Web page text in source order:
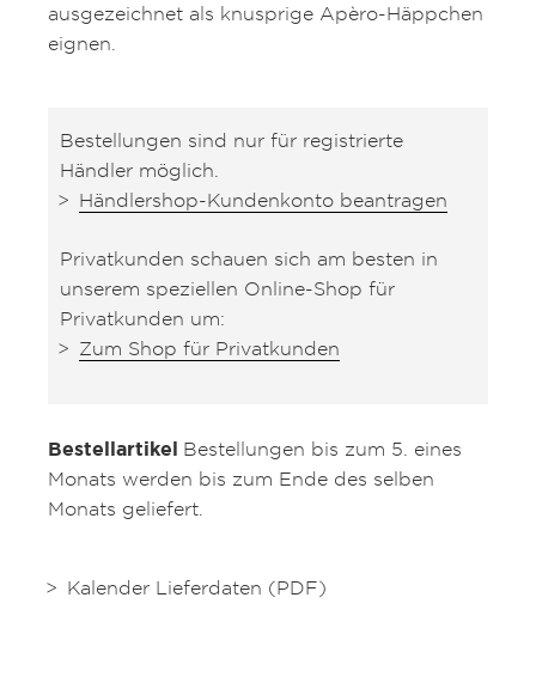
ausgezeichnet als knusprige Apèro-Häppchen
eignen.
Bestellungen sind nur für registrierte
Händler möglich.
Händlershop-Kundenkonto beantragen
Privatkunden schauen sich am besten in
unserem speziellen Online-Shop für
Privatkunden um:
Zum Shop für Privatkunden
Bestellartikel Bestellungen bis zum 5. eines
Monats werden bis zum Ende des selben
Monats geliefert.
Kalender Lieferdaten (PDF)